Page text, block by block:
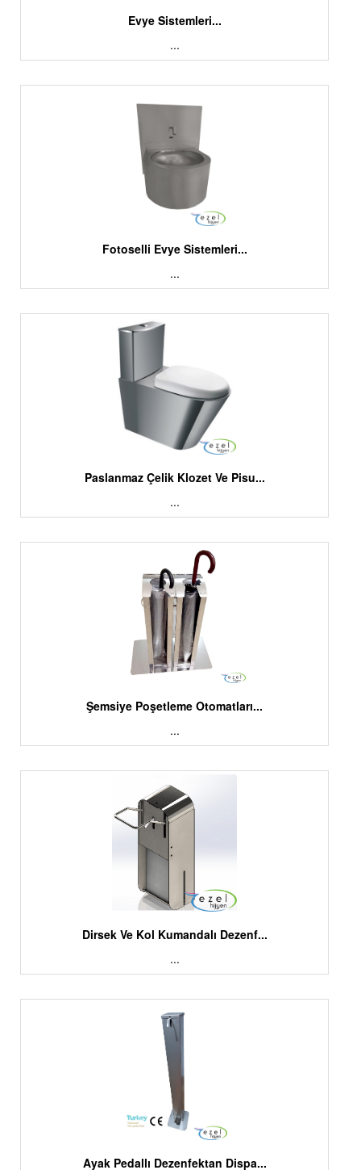
Evye Sistemleri...
...
Fotoselli Evye Sistemleri...
...
Paslanmaz Çelik Klozet Ve Pisu...
...
Şemsiye Poşetleme Otomatları...
...
Dirsek Ve Kol Kumandalı Dezenf...
...
Ayak Pedallı Dezenfektan Dispa...